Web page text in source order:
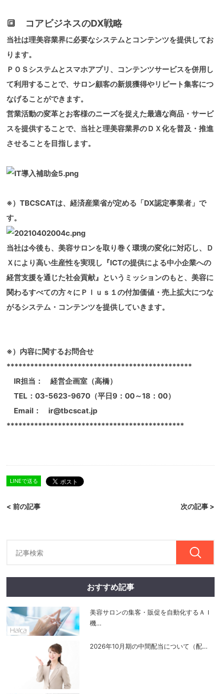
🔳 コアビジネスのDX戦略
当社は理美容業界に必要なシステムとコンテンツを提供してお
ります。
ＰＯＳシステムとスマホアプリ、コンテンツサービスを併用し
て利用することで、サロン顧客の新規獲得やリピート集客につ
なげることができます。
営業活動の変革とお客様のニーズを捉えた最適な商品・サービ
スを提供することで、当社と理美容業界のＤＸ化を普及・推進
させることを目指します。
※）TBCSCATは、経済産業省が定める「DX認定事業者」で
す。
当社は今後も、美容サロンを取り巻く環境の変化に対応し、Ｄ
Ｘにより高い生産性を実現し『ICTの提供による中小企業への
経営支援を通じた社会貢献』というミッションのもと、美容に
関わるすべての方々にＰｌｕｓ１の付加価値・売上拡大につな
がるシステム・コンテンツを提供していきます。
※）内容に関するお問合せ
***********************************************
IR担当： 経営企画室（高橋）
TEL：03-5623-9670（平日9：00～18：00）
Email： ir@tbcscat.jp
*********************************************
LINEで送る
< 前の記事 次の記事 >
おすすめ記事
美容サロンの集客・販促を自動化するＡＩ
機…
2026年10月期の中間配当について（配…